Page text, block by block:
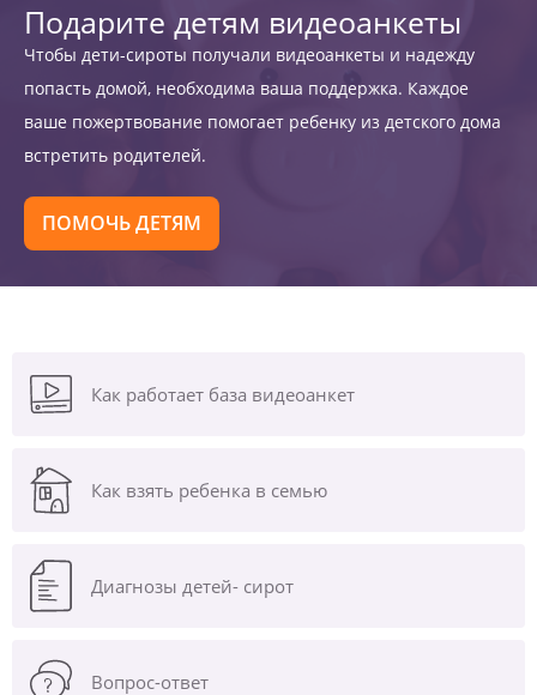
Подарите детям видеоанкеты
Чтобы дети-сироты получали видеоанкеты и надежду
попасть домой, необходима ваша поддержка. Каждое
ваше пожертвование помогает ребенку из детского дома
встретить родителей.
ПОМОЧЬ ДЕТЯМ
Как работает база видеоанкет
Как взять ребенка в семью
Диагнозы детей- сирот
Вопрос-ответ